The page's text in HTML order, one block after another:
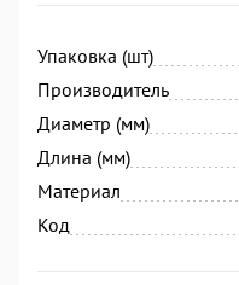
Упаковка (шт)
Производитель
Диаметр (мм)
Длина (мм)
Материал
Код